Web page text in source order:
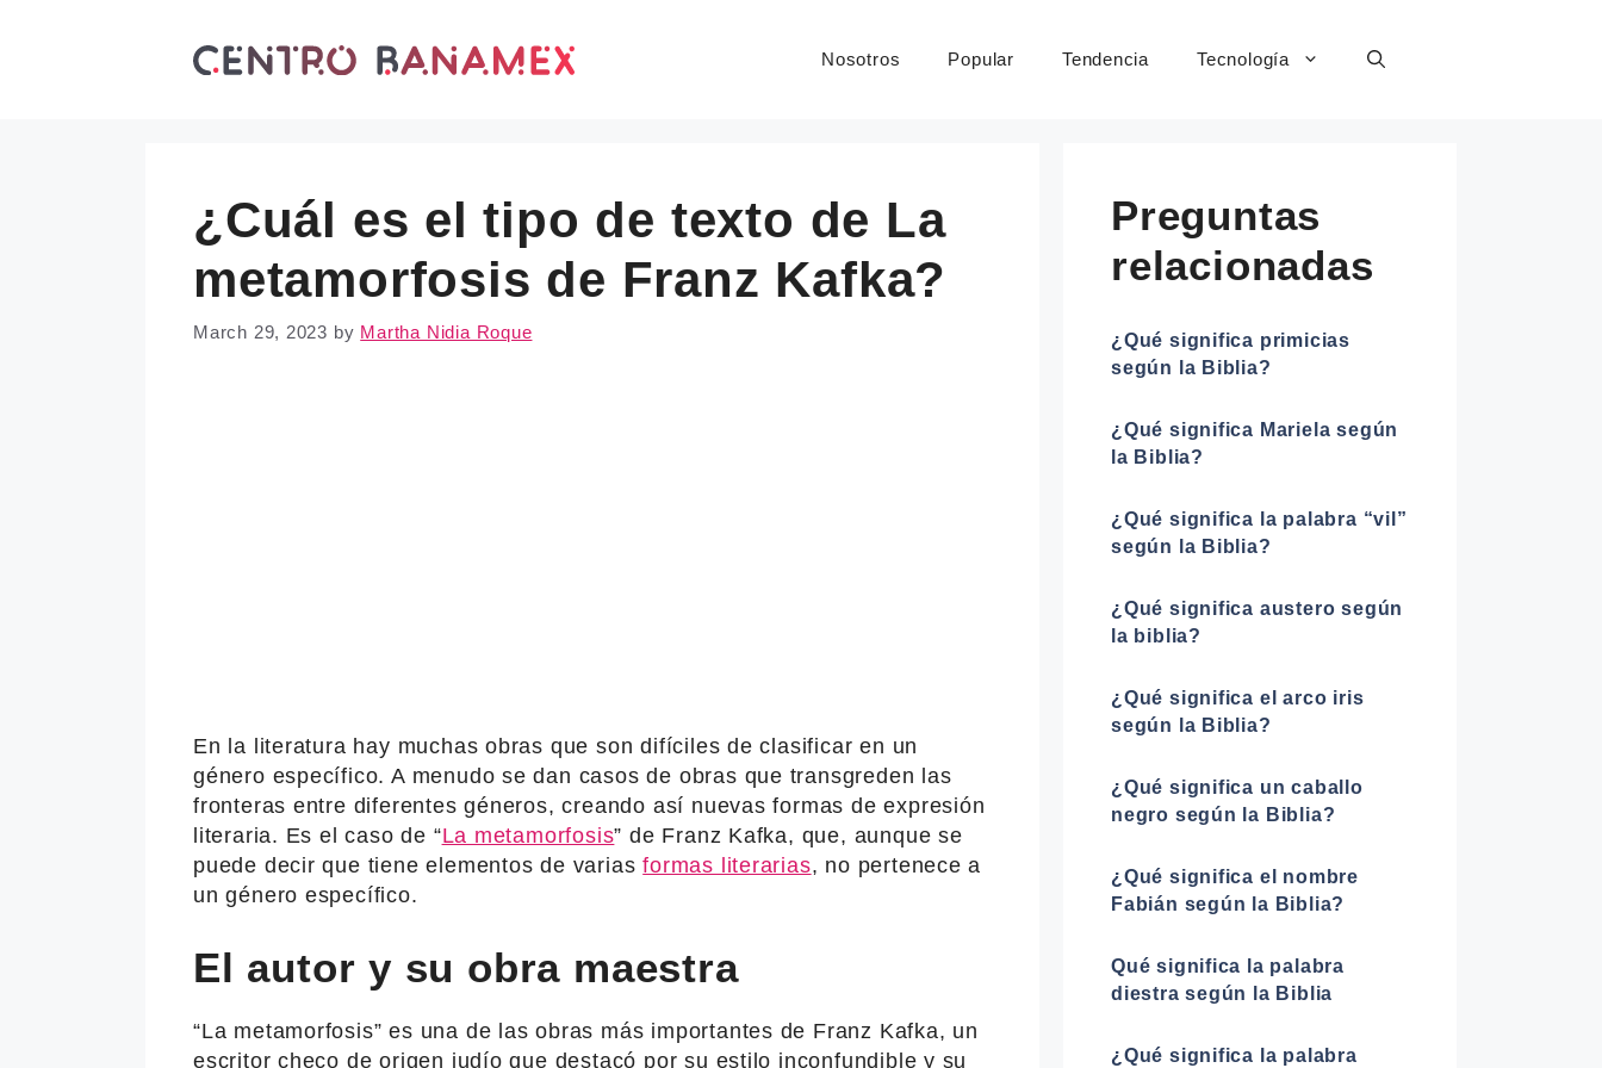
Nosotros Popular Tendencia Tecnología
¿Cuál es el tipo de texto de La
metamorfosis de Franz Kafka?
March 29, 2023 by Martha Nidia Roque
En la literatura hay muchas obras que son difíciles de clasificar en un
género específico. A menudo se dan casos de obras que transgreden las
fronteras entre diferentes géneros, creando así nuevas formas de expresión
literaria. Es el caso de “La metamorfosis” de Franz Kafka, que, aunque se
puede decir que tiene elementos de variasformas literarias, no pertenece a
un género específico.
El autor y su obra maestra
“La metamorfosis” es una de las obras más importantes de Franz Kafka, un
escritor checo de origen judío que destacó por su estilo inconfundible y su
Preguntas
relacionadas
¿Qué significa primicias
según la Biblia?
¿Qué significa Mariela según
la Biblia?
¿Qué significa la palabra “vil”
según la Biblia?
¿Qué significa austero según
la biblia?
¿Qué significa el arco iris
según la Biblia?
¿Qué significa un caballo
negro según la Biblia?
¿Qué significa el nombre
Fabián según la Biblia?
Qué significa la palabra
diestra según la Biblia
¿Qué significa la palabra